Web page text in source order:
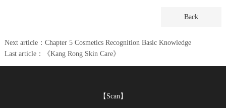
Back
Next article：Chapter 5 Cosmetics Recognition Basic Knowledge
Last article：《Kang Rong Skin Care》
【Scan】